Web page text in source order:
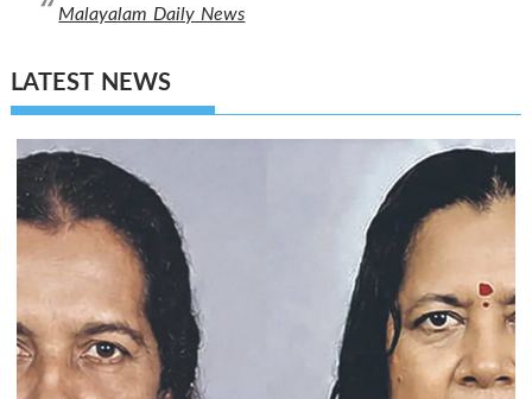
Malayalam Daily News
LATEST NEWS